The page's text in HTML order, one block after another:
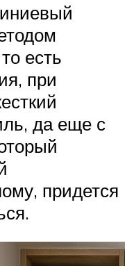
есть
при
да еще с
придется